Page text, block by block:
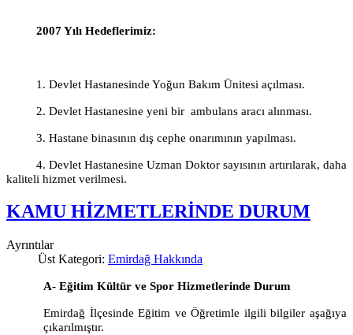
2007 Yılı Hedeflerimiz:
1. Devlet Hastanesinde Yoğun Bakım Ünitesi açılması.
2. Devlet Hastanesine yeni bir ambulans aracı alınması.
3. Hastane binasının dış cephe onarımının yapılması.
4. Devlet Hastanesine Uzman Doktor sayısının artırılarak, daha
kaliteli hizmet verilmesi.
KAMU HİZMETLERİNDE DURUM
Ayrıntılar
Üst Kategori: Emirdağ Hakkında
A- Eğitim Kültür ve Spor Hizmetlerinde Durum
Emirdağ İlçesinde Eğitim ve Öğretimle ilgili bilgiler aşağıya
çıkarılmıştır.